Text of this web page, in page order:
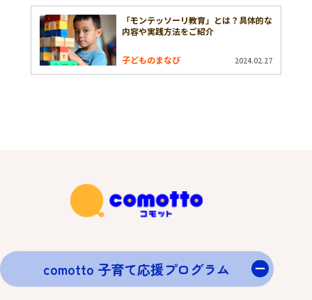
「モンテッソーリ教育」とは？具体的な
内容や実践方法をご紹介
子どものまなび 2024.02.27
comotto 子育て応援プログラム